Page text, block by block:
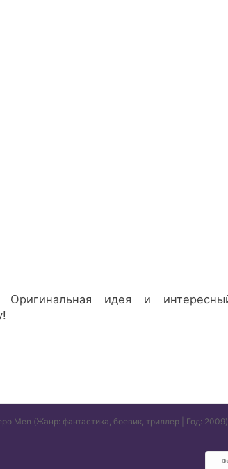
идея и
Men (Жанр: фантастика, боевик, триллер | Год: 2009)